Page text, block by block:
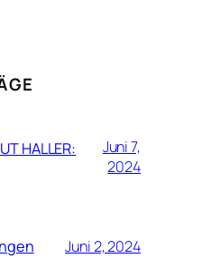
HALLER:
Juni 7,
2024
Juni 2, 2024